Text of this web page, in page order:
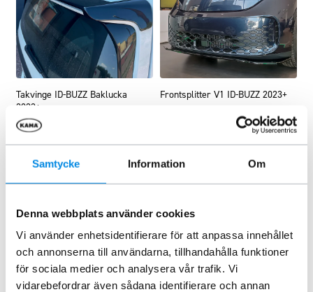
Samtycke Information Om
Denna webbplats använder cookies
Vi använder enhetsidentifierare för att anpassa innehållet
och annonserna till användarna, tillhandahålla funktioner
för sociala medier och analysera vår trafik. Vi
vidarebefordrar även sådana identifierare och annan
Takvinge ID-BUZZ Baklucka
2023+
ARTNR:
2 745kr
Inkl. moms
Lägg i varukorg
Frontsplitter V1 ID-BUZZ 2023+
Inkl. moms
Lägg i varukorg